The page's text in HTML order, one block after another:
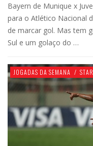
Bayern de Munique x
para o Atlético Nacional
de marcar gol. Mas tem
Sul e um golaço do …
JOGADAS DA SEMANA /